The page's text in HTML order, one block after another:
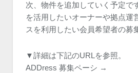
次、物件を追加していく予定で
を活用したいオーナーや拠点運
スを利用したい会員希望者の募
▼詳細は下記のURLを参照。
ADDress 募集ペーシ →